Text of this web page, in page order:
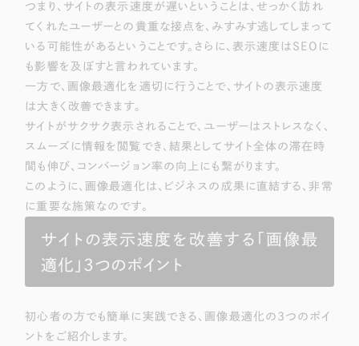
マーケティングDX支援
Webサイト制作
採用サイト制作
ECサイト制作
ブランドサイト制作
? よくある質問
SEO対策によるアクセス獲得、反響獲得などの"Webマーケティング"から、
ライン領域のマーケティングまでまるっと代行
LP（ランディングページ） （28件）
キャンペーン・プロモーションサイト （12件）
ブランディング（ロゴ・印刷物）
その他 （1件）
オプションサービス
Outsourcing
アウトソーシング（代行支援）
リープ・プロジェクト
リープ・リクルーティング
「採用強化」を目的とした採用業務代行
つまり、サイトの表示速度が遅いということは、せっかく訪れ
てくれたユーザーとの貴重な接点を、みすみす逃してしまって
いる可能性があるということです。さらに、表示速度はSEOに
も影響を及ぼすと言われています。
一方で、画像最適化を適切に行うことで、サイトの表示速度
は大きく改善できます。
サイトがサクサク表示されることで、ユーザーはストレスなく、
スムーズに情報を閲覧でき、結果としてサイト全体の滞在時
間も伸び、コンバージョン率の向上にも繋がります。
このように、画像最適化は、ビジネスの成果に直結する、非常
に重要な施策なのです。
サイトの表示速度を改善する「画像最
適化」3つのポイント
初心者の方でも簡単に実践できる、画像最適化の3つのポイ
ントをご紹介します。